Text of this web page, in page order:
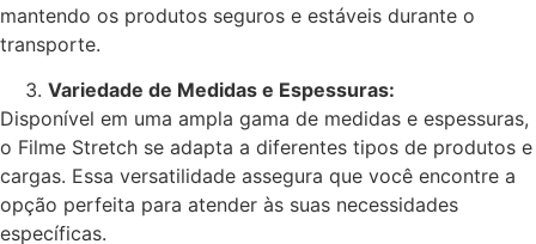
mantendo os produtos seguros e estáveis durante o
transporte.
Variedade de Medidas e Espessuras:
Disponível em uma ampla gama de medidas e espessuras,
o Filme Stretch se adapta a diferentes tipos de produtos e
cargas. Essa versatilidade assegura que você encontre a
opção perfeita para atender às suas necessidades
específicas.